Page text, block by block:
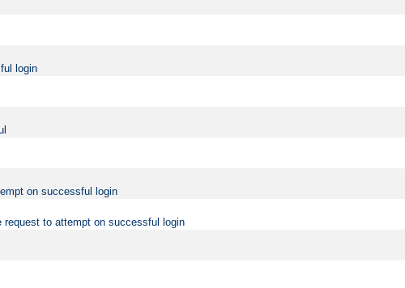
login
on successful login
to attempt on successful login